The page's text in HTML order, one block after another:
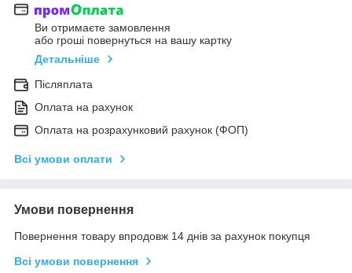
Ви отримаєте замовлення
або гроші повернуться на вашу картку
Детальніше
Післяплата
Оплата на рахунок
Оплата на розрахунковий рахунок (ФОП)
Всі умови оплати
Умови повернення
Повернення товару впродовж 14 днів за рахунок покупця
Всі умови повернення